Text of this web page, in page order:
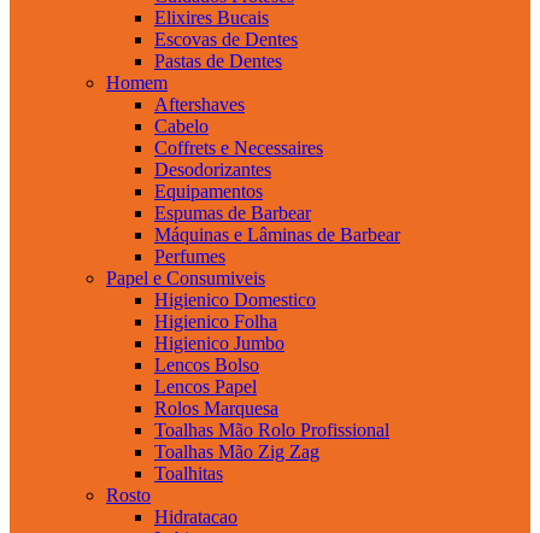
Elixires Bucais
Escovas de Dentes
Pastas de Dentes
Homem
Aftershaves
Cabelo
Coffrets e Necessaires
Desodorizantes
Equipamentos
Espumas de Barbear
Máquinas e Lâminas de Barbear
Perfumes
Papel e Consumiveis
Higienico Domestico
Higienico Folha
Higienico Jumbo
Lencos Bolso
Lencos Papel
Rolos Marquesa
Toalhas Mão Rolo Profissional
Toalhas Mão Zig Zag
Toalhitas
Rosto
Hidratacao